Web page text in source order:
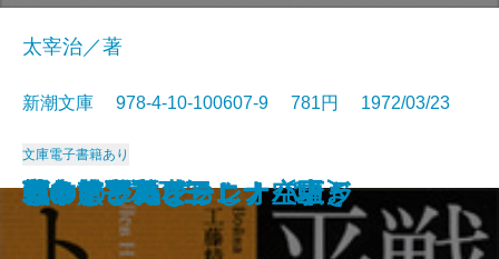
ようこそ地球さん
燃えよ剣〔下〕
燃えよ剣〔上〕
蒼い描点
カルメン
ゴリオ爺さん
安土往還記
戦争と平和 四
空の怪物アグイー
お伽草紙
太宰治／著
新潮文庫 978-4-10-100607-9 781円 1972/03/23
文庫電子書籍あり
戦争と平和 一
戦争と平和 二
戦争と平和 三
アントニーとクレオパトラ
つゆのひぬま
アンナ・カレーニナ〔下〕
アンナ・カレーニナ〔上〕
アンナ・カレーニナ〔中〕
じゃじゃ馬ならし・空騒ぎ
霧の旗